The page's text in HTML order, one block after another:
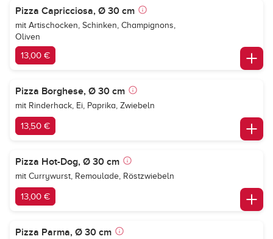
Pizza Capricciosa, Ø 30 cm
mit Artischocken, Schinken, Champignons,
Oliven
13,00 €
Pizza Borghese, Ø 30 cm
mit Rinderhack, Ei, Paprika, Zwiebeln
13,50 €
Pizza Hot-Dog, Ø 30 cm
mit Currywurst, Remoulade, Röstzwiebeln
13,00 €
Pizza Parma, Ø 30 cm